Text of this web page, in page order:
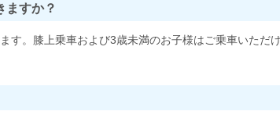
ますか？
す。膝上乗車および3歳未満のお子様はご乗車いただ